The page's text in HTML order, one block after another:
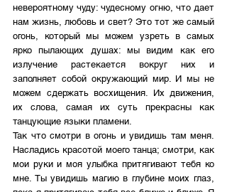
невероятному чуду: чудесному огню, что дает
нам жизнь, любовь и свет? Это тот же самый
огонь, который мы можем узреть в самых
ярко пылающих душах: мы видим как его
излучение растекается вокруг них и
заполняет собой окружающий мир. И мы не
можем сдержать восхищения. Их движения,
их слова, самая их суть прекрасны как
танцующие языки пламени.
Так что смотри в огонь и увидишь там меня.
Насладись красотой моего танца; смотри, как
мои руки и моя улыбка притягивают тебя ко
мне. Ты увидишь магию в глубине моих глаз,